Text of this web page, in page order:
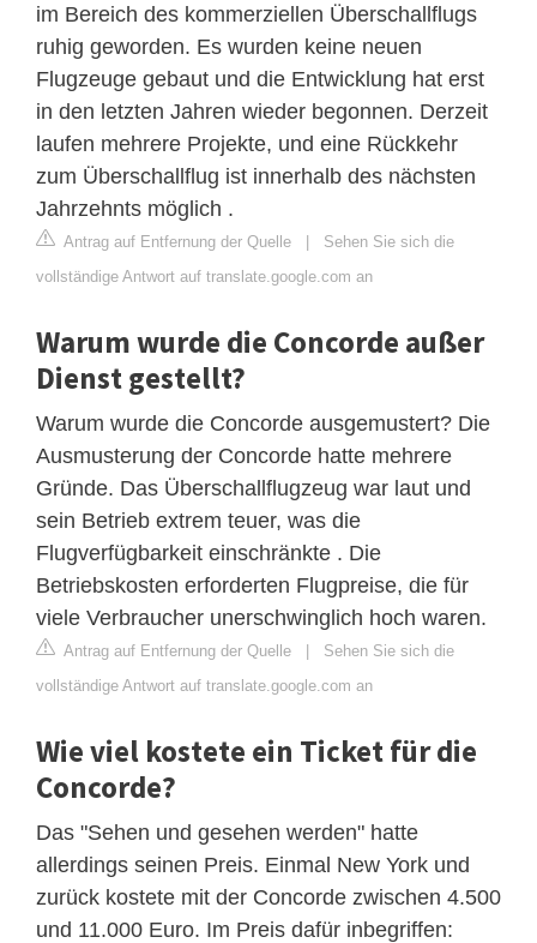
im Bereich des kommerziellen Überschallflugs
ruhig geworden. Es wurden keine neuen
Flugzeuge gebaut und die Entwicklung hat erst
in den letzten Jahren wieder begonnen. Derzeit
laufen mehrere Projekte, und eine Rückkehr
zum Überschallflug ist innerhalb des nächsten
Jahrzehnts möglich .
Antrag auf Entfernung der Quelle | Sehen Sie sich die
vollständige Antwort auf translate.google.com an
Warum wurde die Concorde außer
Dienst gestellt?
Warum wurde die Concorde ausgemustert? Die
Ausmusterung der Concorde hatte mehrere
Gründe. Das Überschallflugzeug war laut und
sein Betrieb extrem teuer, was die
Flugverfügbarkeit einschränkte . Die
Betriebskosten erforderten Flugpreise, die für
viele Verbraucher unerschwinglich hoch waren.
Antrag auf Entfernung der Quelle | Sehen Sie sich die
vollständige Antwort auf translate.google.com an
Wie viel kostete ein Ticket für die
Concorde?
Das "Sehen und gesehen werden" hatte
allerdings seinen Preis. Einmal New York und
zurück kostete mit der Concorde zwischen 4.500
und 11.000 Euro. Im Preis dafür inbegriffen: